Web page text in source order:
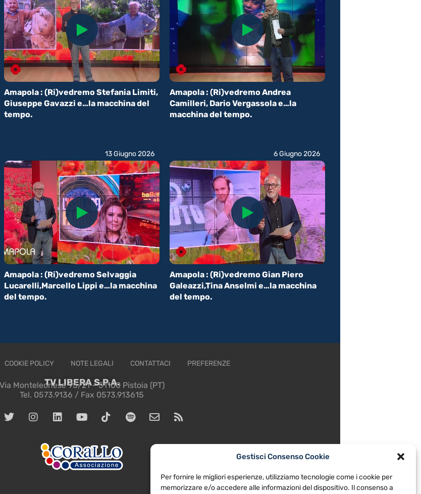
Gestisci Consenso Cookie
Per fornire le migliori esperienze, utilizziamo tecnologie come i cookie per
memorizzare e/o accedere alle informazioni del dispositivo. Il consenso a
Amapola : (Ri)vedremo Stefania Limiti,
Giuseppe Gavazzi e…la macchina del
tempo.
Amapola : (Ri)vedremo Andrea
Camilleri, Dario Vergassola e…la
macchina del tempo.
Amapola : (Ri)vedremo Selvaggia
Lucarelli,Marcello Lippi e…la macchina
del tempo.
13 Giugno 2026
Amapola : (Ri)vedremo Gian Piero
Galeazzi,Tina Anselmi e…la macchina
del tempo.
6 Giugno 2026
COOKIE POLICY NOTE LEGALI CONTATTACI PREFERENZE
TV LIBERA S.P.A.
Via Monteleonese 95/21 – 51100 Pistoia (PT)
Tel. 0573.9136 / Fax 0573.913615